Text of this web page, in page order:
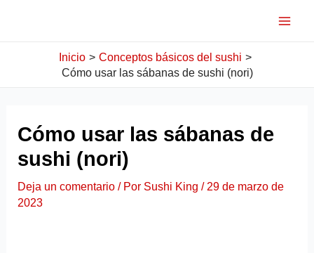
Inicio
Conceptos básicos del sushi
Cómo usar las sábanas de sushi (nori)
Cómo usar las sábanas de
sushi (nori)
Deja un comentario / Por Sushi King/ 29 de marzo de
2023